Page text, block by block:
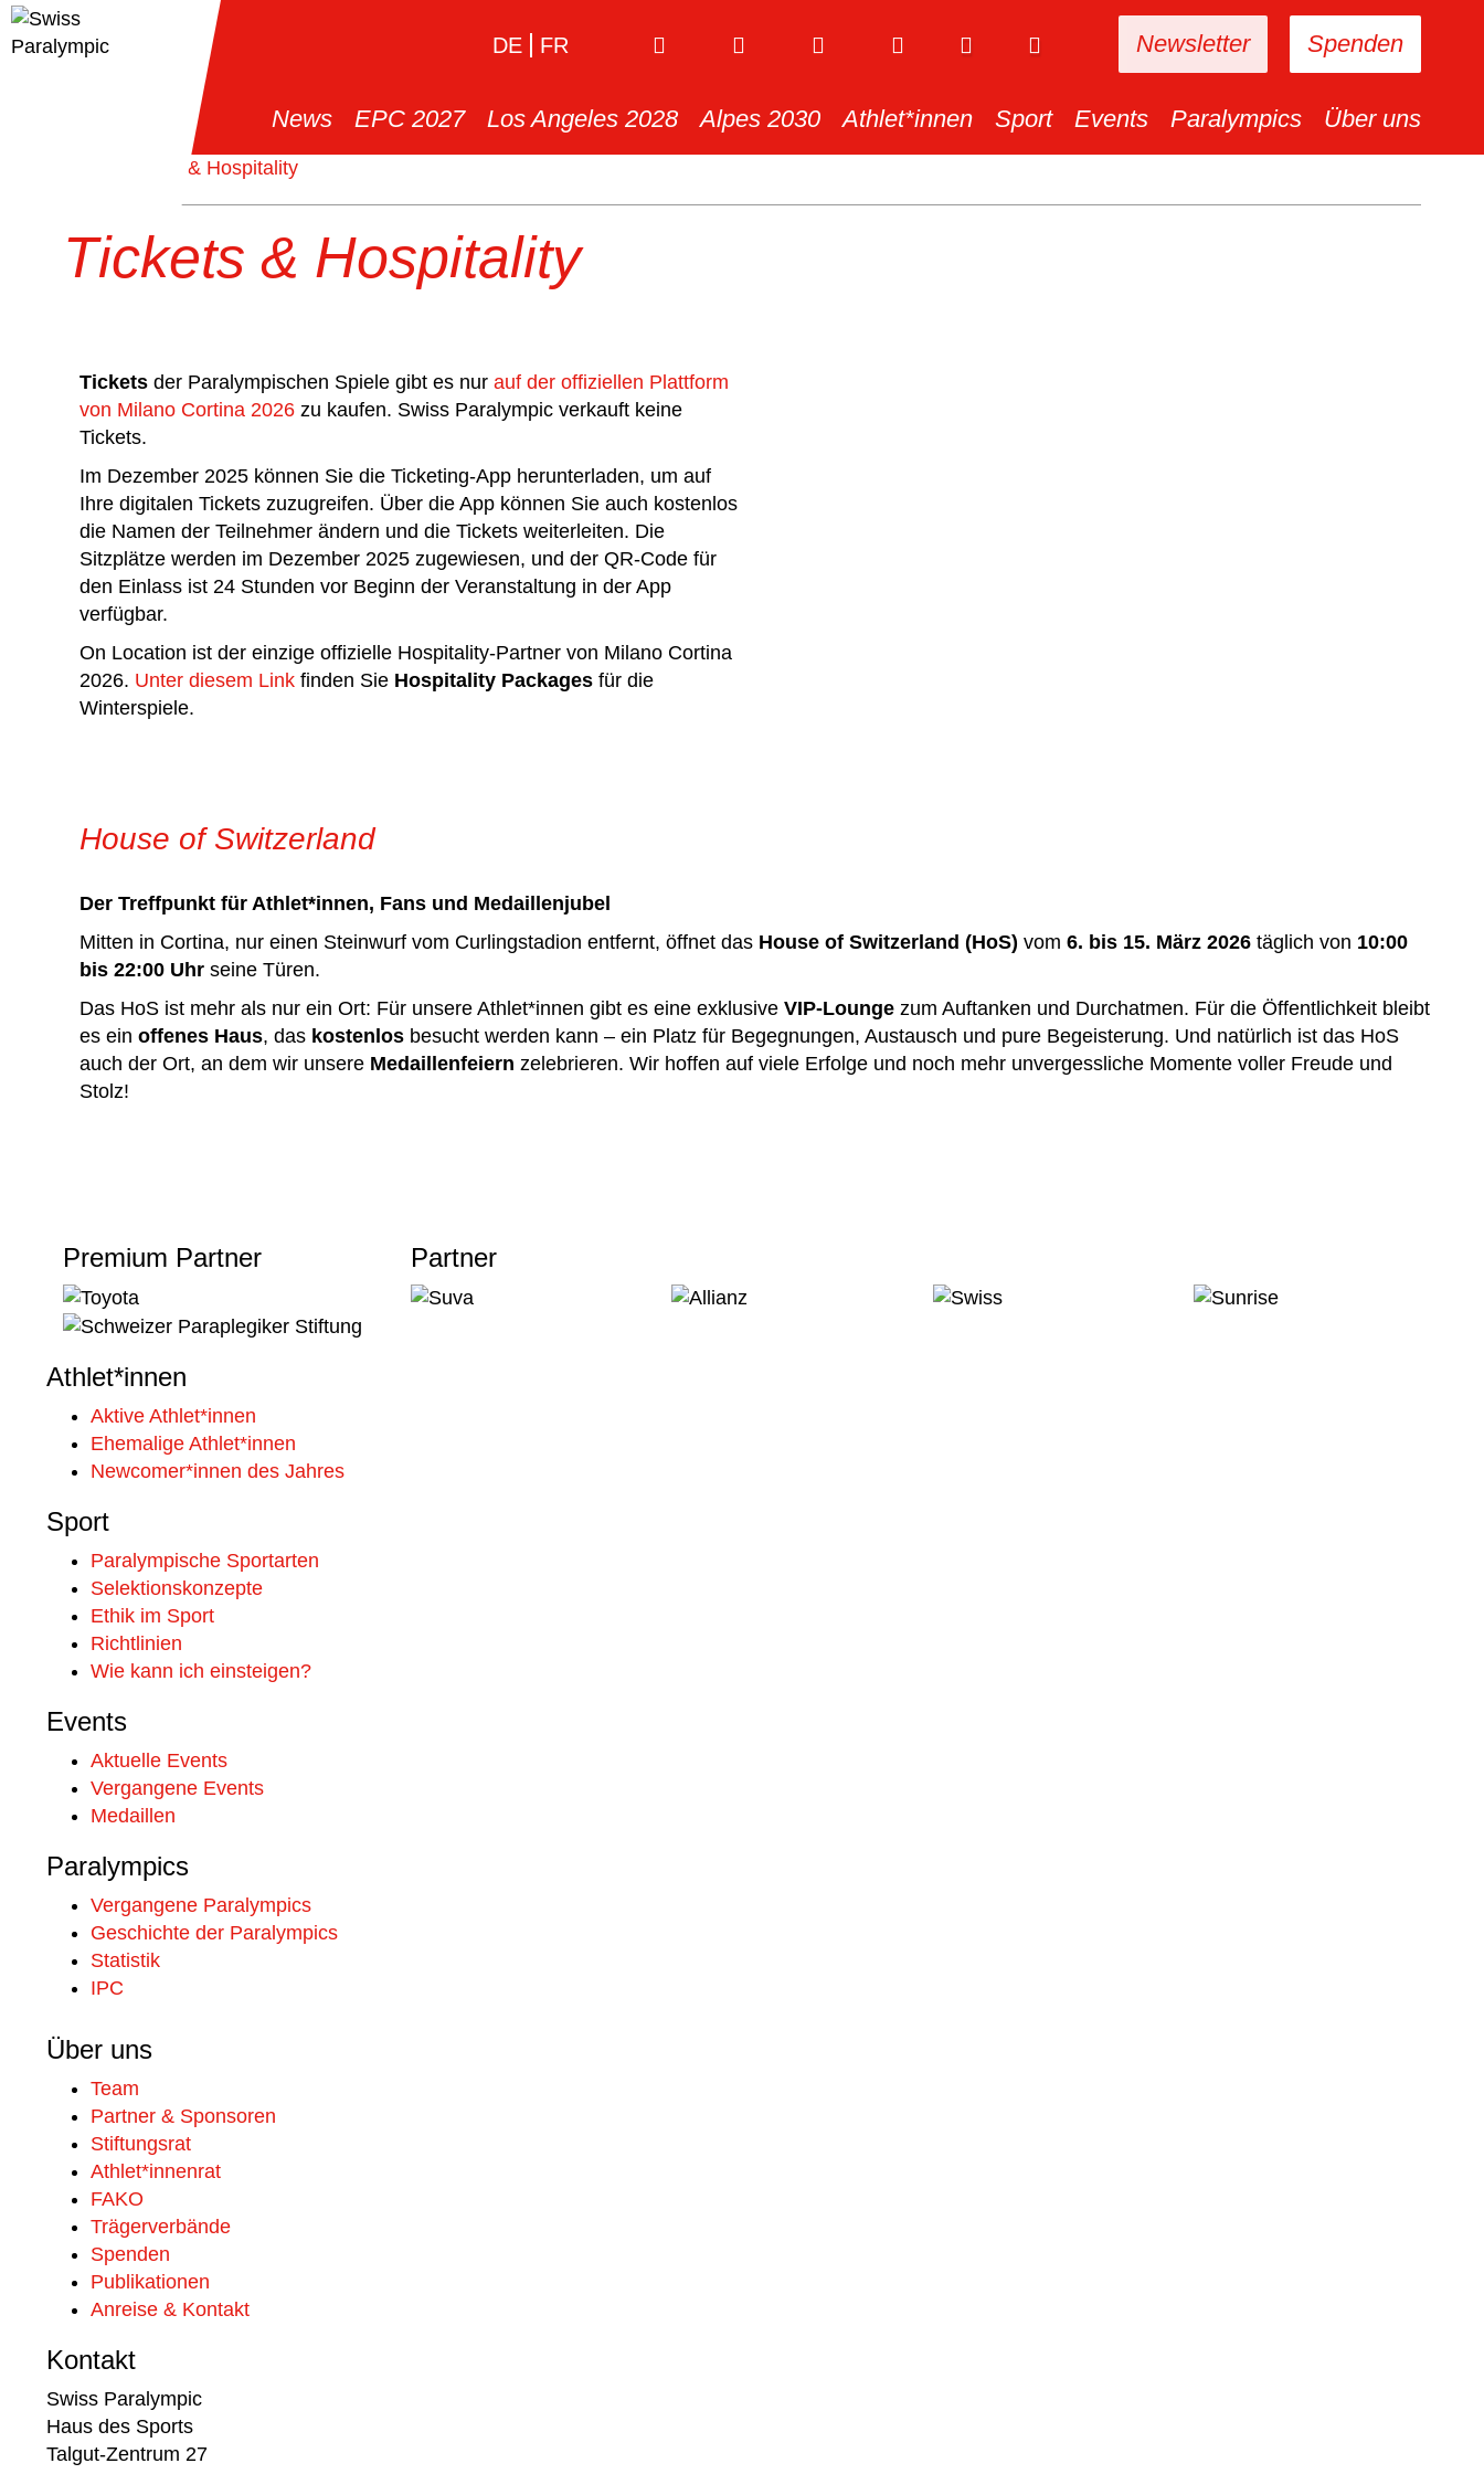
Spenden
Newsletter
DE FR
News EPC 2027 Los Angeles 2028 Alpes 2030 Athlet*innen Sport Events Paralympics Über uns
Tickets & Hospitality
Tickets & Hospitality
Tickets der Paralympischen Spiele gibt es nur auf der offiziellen Plattform
von Milano Cortina 2026 zu kaufen. Swiss Paralympic verkauft keine
Tickets.
Im Dezember 2025 können Sie die Ticketing-App herunterladen, um auf
Ihre digitalen Tickets zuzugreifen. Über die App können Sie auch kostenlos
die Namen der Teilnehmer ändern und die Tickets weiterleiten. Die
Sitzplätze werden im Dezember 2025 zugewiesen, und der QR-Code für
den Einlass ist 24 Stunden vor Beginn der Veranstaltung in der App
verfügbar.
On Location ist der einzige offizielle Hospitality-Partner von Milano Cortina
2026. Unter diesem Link finden Sie Hospitality Packages für die
Winterspiele.
House of Switzerland
Der Treffpunkt für Athlet*innen, Fans und Medaillenjubel
Mitten in Cortina, nur einen Steinwurf vom Curlingstadion entfernt, öffnet das House of Switzerland (HoS) vom 6. bis 15. März 2026 täglich von 10:00
bis 22:00 Uhr seine Türen.
Das HoS ist mehr als nur ein Ort: Für unsere Athlet*innen gibt es eine exklusive VIP-Lounge zum Auftanken und Durchatmen. Für die Öffentlichkeit bleibt
es ein offenes Haus, das kostenlos besucht werden kann – ein Platz für Begegnungen, Austausch und pure Begeisterung. Und natürlich ist das HoS
auch der Ort, an dem wir unsere Medaillenfeiern zelebrieren. Wir hoffen auf viele Erfolge und noch mehr unvergessliche Momente voller Freude und
Stolz!
Premium Partner Partner
Athlet*innen
Aktive Athlet*innen
Ehemalige Athlet*innen
Newcomer*innen des Jahres
Sport
Paralympische Sportarten
Selektionskonzepte
Ethik im Sport
Richtlinien
Wie kann ich einsteigen?
Events
Aktuelle Events
Vergangene Events
Medaillen
Paralympics
Vergangene Paralympics
Geschichte der Paralympics
Statistik
IPC
Über uns
Team
Partner & Sponsoren
Stiftungsrat
Athlet*innenrat
FAKO
Trägerverbände
Spenden
Publikationen
Anreise & Kontakt
Kontakt
Swiss Paralympic
Haus des Sports
Talgut-Zentrum 27